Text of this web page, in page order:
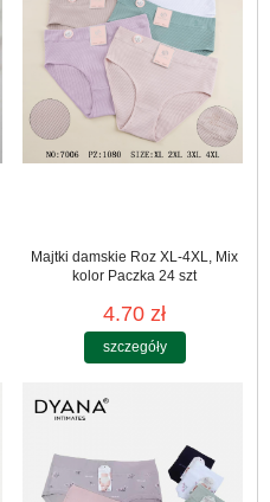
Majtki damskie Roz XL-4XL, Mix
kolor Paczka 24 szt
4.70 zł
szczegóły